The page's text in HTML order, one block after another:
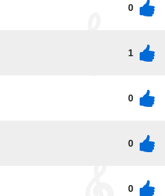
0
1
0
0
0